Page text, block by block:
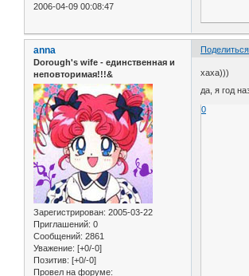
2006-04-09 00:08:47
Поделиться
anna
Dorough's wife - единственная и
неповторимая!!!&
Зарегистрирован: 2005-03-22
Приглашений: 0
Сообщений: 2861
Уважение: [+0/-0]
Позитив: [+0/-0]
Провел на форуме:
хаха)))
да, я год
0